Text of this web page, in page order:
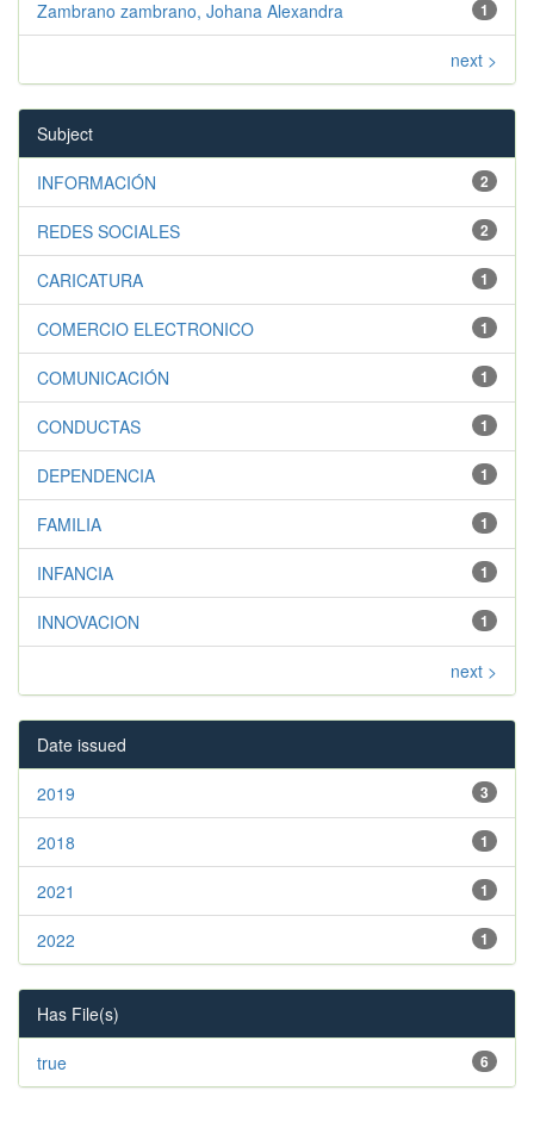
1
Zambrano zambrano, Johana Alexandra
next >
Subject
2
INFORMACIÓN
2
REDES SOCIALES
1
CARICATURA
1
COMERCIO ELECTRONICO
1
COMUNICACIÓN
1
CONDUCTAS
1
DEPENDENCIA
1
FAMILIA
1
INFANCIA
1
INNOVACION
next >
Date issued
3
2019
1
2018
1
2021
1
2022
Has File(s)
6
true